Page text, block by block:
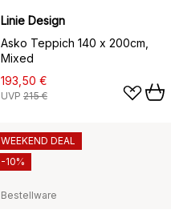
Linie Design
Asko Teppich 140 x 200cm,
Mixed
193,50 €
UVP 215 €
Bestellware
WEEKEND DEAL
-10%